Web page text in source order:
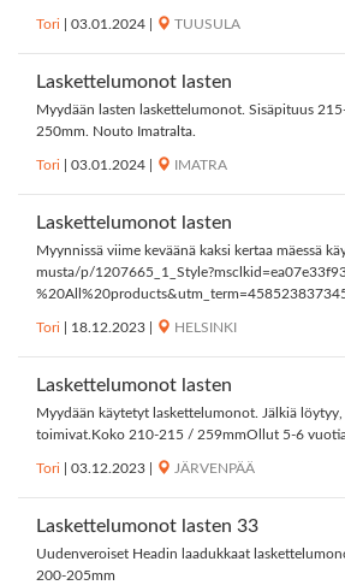
Tori 03.01.2024 TUUSULA
Laskettelumonot lasten
Myydään lasten laskettelumonot. Sisäpituus
250mm. Nouto Imatralta.
Tori 03.01.2024 IMATRA
Laskettelumonot lasten
Myynnissä viime keväänä kaksi kertaa
musta/p/
Tori 18.12.2023 HELSINKI
Laskettelumonot lasten
Myydään käytetyt laskettelumonot. Jälkiä
toimivat.Koko 210-215 / 259mmOllut 5-6
Tori 03.12.2023 JÄRVENPÄÄ
Laskettelumonot lasten 33
Uudenveroiset Headin laadukkaat
200-205mm